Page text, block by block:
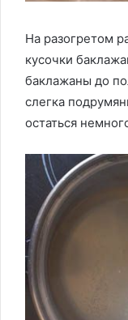
На разогретом
кусочки
баклажаны до
слегка
остаться